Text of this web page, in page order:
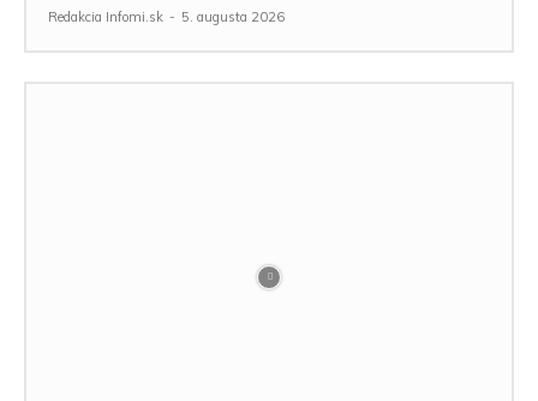
Redakcia Infomi.sk - 5. augusta 2026